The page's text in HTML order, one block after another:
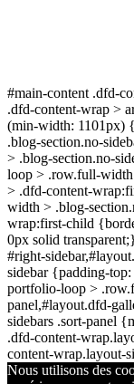
#main-content .dfd-
.dfd-content-wrap >
(min-width: 1101px)
.blog-section.no-
> .blog-section.no-
loop > .row.full-width
> .dfd-content-
width > .blog-
wrap:first-child
0px solid
#right-
sidebar {padding-
portfolio-loop >
panel,#layout.dfd-
sidebars .sort-panel
.dfd-content-
content-wrap.layout-
Nous utilisons des